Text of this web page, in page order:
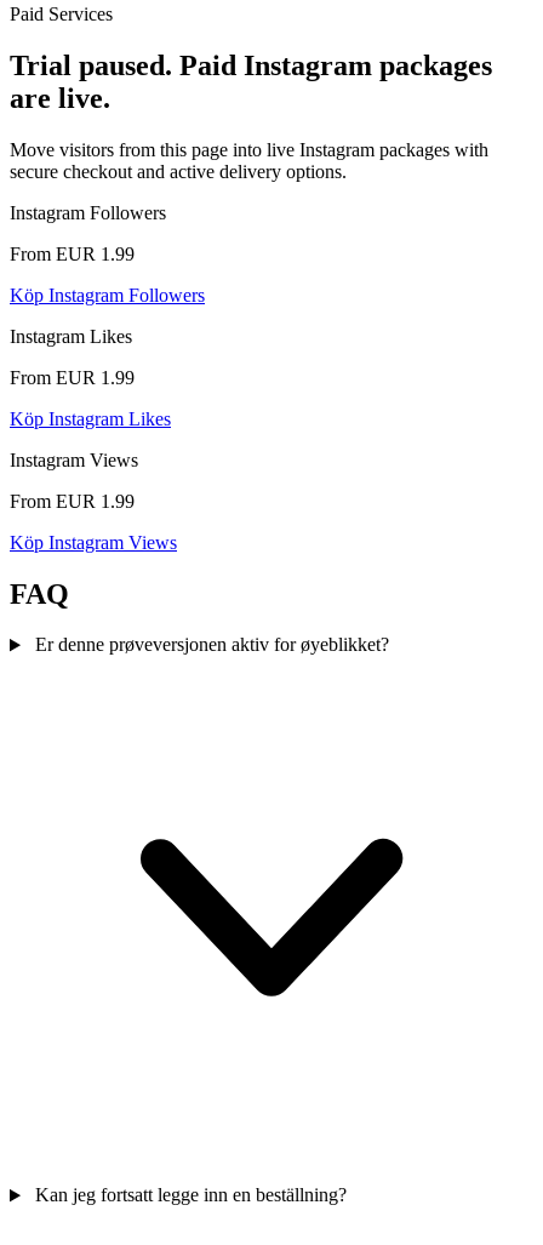
Paid Services
Trial paused. Paid Instagram packages
are live.
Move visitors from this page into live Instagram packages with
secure checkout and active delivery options.
Instagram Followers
From EUR 1.99
Köp Instagram Followers
Instagram Likes
From EUR 1.99
Köp Instagram Likes
Instagram Views
From EUR 1.99
Köp Instagram Views
FAQ
Er denne prøveversjonen aktiv for øyeblikket?
Kan jeg fortsatt legge inn en beställning?